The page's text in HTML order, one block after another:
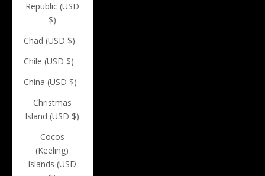
Republic (USD
$)
Chad (USD $)
Chile (USD $)
China (USD $)
Christmas
Island (USD $)
Cocos
(Keeling)
Islands (USD